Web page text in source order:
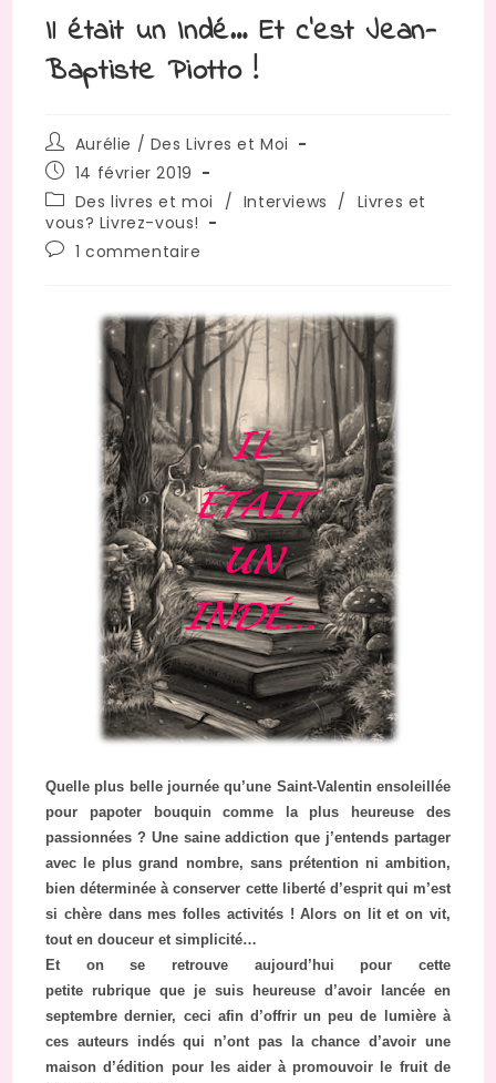
Il était un Indé… Et c’est Jean-
Baptiste Piotto !
Auteur/autrice
de
la
publication :
Aurélie / Des Livres et Moi
Publication
publiée :
14 février 2019
Post
category:
Des livres et moi / Interviews / Livres et
vous? Livrez-vous!
Commentaires
publication :
1 commentaire
Quelle plus belle journée qu’une Saint-Valentin ensoleillée
pour papoter bouquin comme la plus heureuse des
passionnées ? Une saine addiction que j’entends partager
avec le plus grand nombre, sans prétention ni ambition,
bien déterminée à conserver cette liberté d’esprit qui m’est
si chère dans mes folles activités ! Alors on lit et on vit,
tout en douceur et simplicité…
Et on se retrouve aujourd’hui pour cette
petite rubrique que je suis heureuse d’avoir lancée en
septembre dernier, ceci afin d’offrir un peu de lumière à
ces auteurs indés qui n’ont pas la chance d’avoir une
maison d’édition pour les aider à promouvoir le fruit de